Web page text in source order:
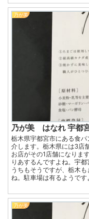
乃が美
乃が美 はなれ 宇都
栃木県宇都宮市にある食
介します。栃木県には3店
お店がその1店舗になりま
りあするんですよね。宇
うちもそうですが、栃木
ね。駐車場は有るようです
乃が美